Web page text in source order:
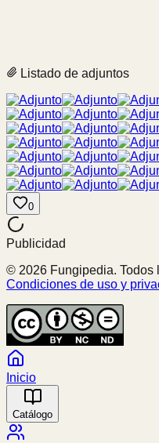
Listado de adjuntos
0
Publicidad
© 2026 Fungipedia. Todos
Condiciones de uso y
Inicio
Catálogo